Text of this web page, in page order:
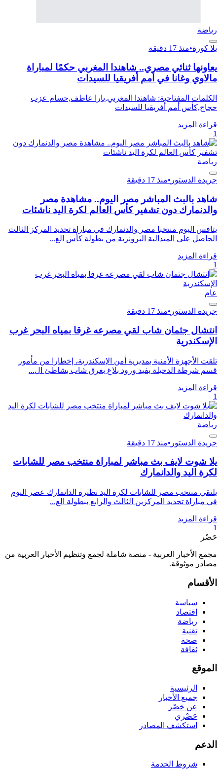
رياضة
يلا كورة•منذ 17 دقيقة
يعاونها ثنائي مصري.. شاهندا المغربي حكمًا لمباراة
مالاوي وغانا في أمم أفريقيا للسيدات
الكلمات المفتاحية: شاهندا المغربي,يارا عاطف,حسام عزب
حجاج,كأس أمم أفريقيا للسيدات
قراءة المزيد
1
رياضة
جريدة الدستور •منذ 17 دقيقة
شاهد بالبث المباشر مصر اليوم.. مشاهدة مصر
والدنمارك دون تشفير كأس العالم لكرة اليد ناشئات
يتافس اليوم منتخبا مصر والدنمارك في مباراة تحديد المركز الثالث
الحاصل على الميدالية البرونزية من بطولة كأس الع...
قراءة المزيد
1
عام
جريدة الدستور •منذ 17 دقيقة
انتشال جثمان شاب لقي مصرعه غرقا بمياه البحر غرب
الإسكندرية
تلقت الأجهزة الأمنية بمديرية أمن الإسكندرية، إخطارا من مأمور
قسم شرطة الدخيلة يفيد ورود بلاغ بغرق شاب بشاطئ ال...
قراءة المزيد
1
رياضة
جريدة الدستور •منذ 17 دقيقة
يلا شوت لايف بث مباشر لمباراة منتخب مصر للشابات
لكرة اليد والدانمارك
يلتقي منتخب مصر للشابات لكرة اليد نظيره الدانمارك عصر اليوم
في مباراة تحديد المركزين الثالث والرابع ببطولة الع...
قراءة المزيد
1
حَصْر
مجمع الأخبار العربية - منصة شاملة لجمع وتنظيم الأخبار العربية من
مصادر موثوقة.
الأقسام
سياسة
اقتصاد
رياضة
تقنية
صحة
ثقافة
الموقع
الرئيسية
جميع الأخبار
عن حَصْر
حَصْري
استكشف المصادر
الدعم
شروط الخدمة